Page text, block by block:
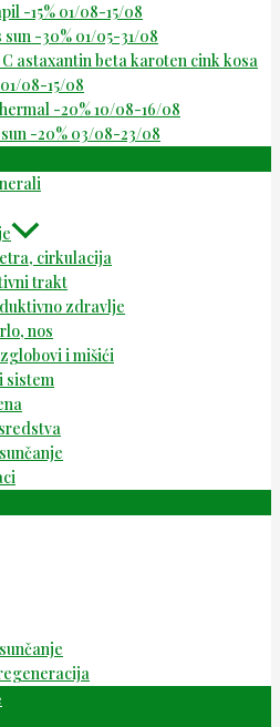
-15% 01/08-15/08
-30% 01/05-31/08
astaxantin beta karoten cink kosa
08-15/08
-20% 10/08-16/08
-20% 03/08-23/08
cirkulacija
trakt
zdravlje
nos
i mišići
sistem